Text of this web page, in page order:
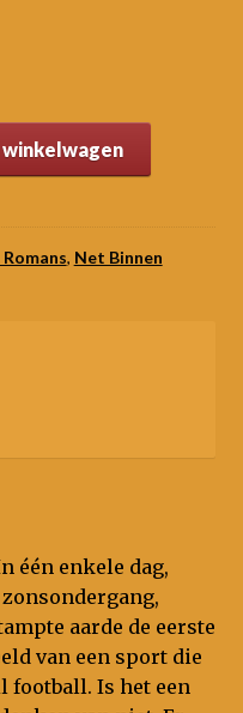
winkelwagen
, Net Binnen
één enkele dag,
aarde de eerste
van een sport die
Is het een